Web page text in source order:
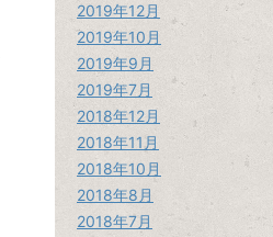
2019年12月
2019年10月
2019年9月
2019年7月
2018年12月
2018年11月
2018年10月
2018年8月
2018年7月